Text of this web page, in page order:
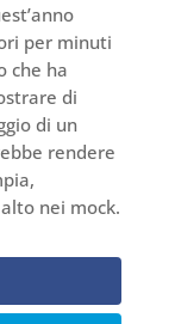
per minuti
che ha
di
di un
rendere
nei mock.